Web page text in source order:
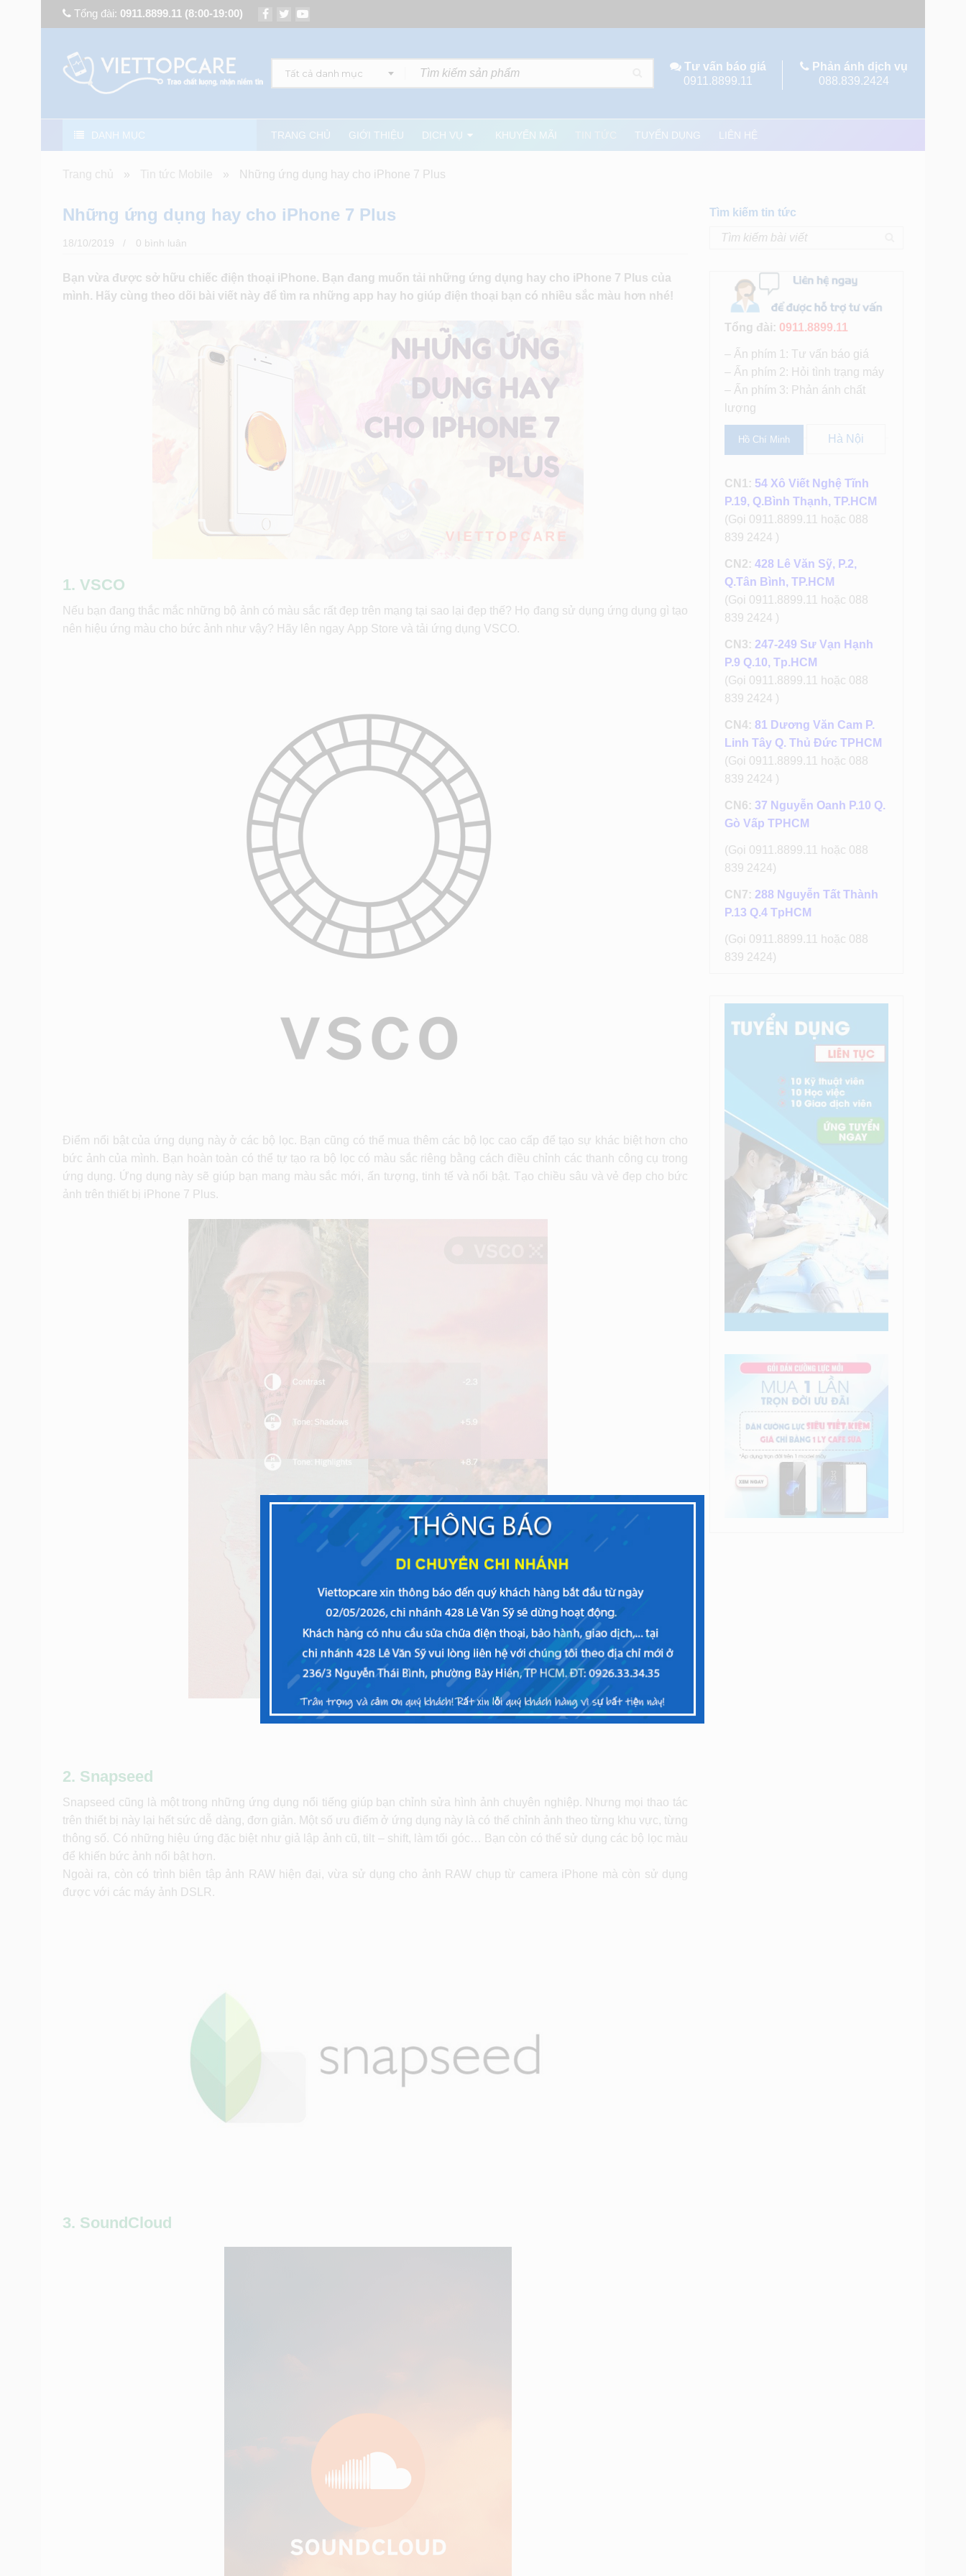
Tổng đài: 0911.8899.11 (8:00-19:00)
Tất cả danh mục
Tư vấn báo giá
0911.8899.11
Phản ánh dịch vụ
088.839.2424
DANH MỤC TRANG CHỦ GIỚI THIỆU DỊCH VỤ KHUYẾN MÃI TIN TỨC TUYỂN DỤNG LIÊN HỆ
Trang chủ » Tin tức Mobile » Những ứng dụng hay cho iPhone 7 Plus
Những ứng dụng hay cho iPhone 7 Plus
18/10/2019 0 bình luân
Bạn vừa được sở hữu chiếc điện thoại iPhone. Bạn đang muốn tải những ứng dụng hay cho iPhone 7 Plus của
mình. Hãy cùng theo dõi bài viết này để tìm ra những app hay ho giúp điện thoại bạn có nhiều sắc màu hơn nhé!
1. VSCO
Nếu bạn đang thắc mắc những bộ ảnh có màu sắc rất đẹp trên mạng tại sao lại đẹp thế? Họ đang sử dụng ứng dụng gì tạo
nên hiệu ứng màu cho bức ảnh như vậy? Hãy lên ngay App Store và tải ứng dụng VSCO.
Điểm nổi bật của ứng dụng này ở các bộ lọc. Bạn cũng có thể mua thêm các bộ lọc cao cấp để tạo sự khác biệt hơn cho
bức ảnh của mình. Bạn hoàn toàn có thể tự tạo ra bộ lọc có màu sắc riêng bằng cách điều chỉnh các thanh công cụ trong
ứng dụng. Ứng dụng này sẽ giúp bạn mang màu sắc mới, ấn tượng, tinh tế và nổi bật. Tạo chiều sâu và vẻ đẹp cho bức
ảnh trên thiết bị iPhone 7 Plus.
2. Snapseed
Snapseed cũng là một trong những ứng dụng nổi tiếng giúp bạn chỉnh sửa hình ảnh chuyên nghiệp. Nhưng mọi thao tác
trên thiết bị này lại hết sức dễ dàng, đơn giản. Một số ưu điểm ở ứng dụng này là có thể chỉnh ảnh theo từng khu vực, từng
thông số. Có những hiệu ứng đặc biệt như giả lập ảnh cũ, tilt – shift, làm tối góc… Bạn còn có thể sử dụng các bộ lọc màu
để khiến bức ảnh nổi bật hơn.
Ngoài ra, còn có trình biên tập ảnh RAW hiện đại, vừa sử dụng cho ảnh RAW chụp từ camera iPhone mà còn sử dụng
được với các máy ảnh DSLR.
3. SoundCloud
Tìm kiếm tin tức
Tổng đài: 0911.8899.11
– Ấn phím 1: Tư vấn báo giá
– Ấn phím 2: Hỏi tình trạng máy
– Ấn phím 3: Phản ánh chất
lượng
Hồ Chí Minh Hà Nội
CN1: 54 Xô Viết Nghệ Tĩnh
P.19, Q.Bình Thạnh, TP.HCM
(Gọi 0911.8899.11 hoặc 088
839 2424 )
CN2: 428 Lê Văn Sỹ, P.2,
Q.Tân Bình, TP.HCM
(Gọi 0911.8899.11 hoặc 088
839 2424 )
CN3: 247-249 Sư Vạn Hạnh
P.9 Q.10, Tp.HCM
(Gọi 0911.8899.11 hoặc 088
839 2424 )
CN4: 81 Dương Văn Cam P.
Linh Tây Q. Thủ Đức TPHCM
(Gọi 0911.8899.11 hoặc 088
839 2424 )
CN6: 37 Nguyễn Oanh P.10 Q.
Gò Vấp TPHCM
(Gọi 0911.8899.11 hoặc 088
839 2424)
CN7: 288 Nguyễn Tất Thành
P.13 Q.4 TpHCM
(Gọi 0911.8899.11 hoặc 088
839 2424)